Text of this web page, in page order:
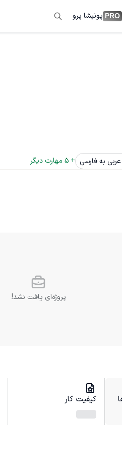
PRO پونیشا پرو
به فارسی +
5 مهارت دیگر
پروژه‌ای یافت نشد!
کیفیت کار